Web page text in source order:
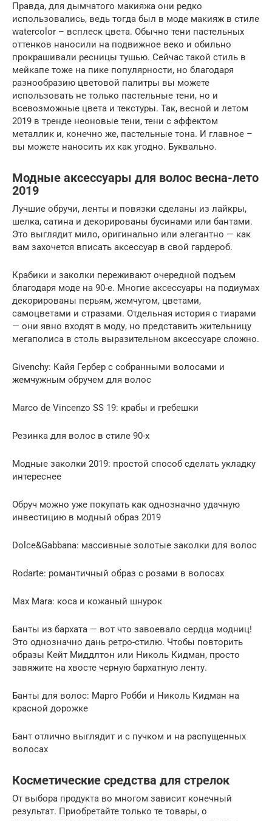
Правда, для дымчатого макияжа они редко
использовались, ведь тогда был в моде макияж в стиле
watercolor – всплеск цвета. Обычно тени пастельных
оттенков наносили на подвижное веко и обильно
прокрашивали ресницы тушью. Сейчас такой стиль в
мейкапе тоже на пике популярности, но благодаря
разнообразию цветовой палитры вы можете
использовать не только пастельные тени, но и
всевозможные цвета и текстуры. Так, весной и летом
2019 в тренде неоновые тени, тени с эффектом
металлик и, конечно же, пастельные тона. И главное –
вы можете наносить их как угодно. Буквально.
Модные аксессуары для волос весна-лето
2019
Лучшие обручи, ленты и повязки сделаны из лайкры,
шелка, сатина и декорированы бусинами или бантами.
Это выглядит мило, оригинально или элегантно — как
вам захочется вписать аксессуар в свой гардероб.
Крабики и заколки переживают очередной подъем
благодаря моде на 90-е. Многие аксессуары на подиумах
декорированы перьям, жемчугом, цветами,
самоцветами и стразами. Отдельная история с тиарами
— они явно входят в моду, но представить жительницу
мегаполиса в столь выразительном аксессуаре сложно.
Givenchy: Кайя Гербер с собранными волосами и
жемчужным обручем для волос
Marco de Vincenzo SS 19: крабы и гребешки
Резинка для волос в стиле 90-х
Модные заколки 2019: простой способ сделать укладку
интереснее
Обруч можно уже покупать как однозначно удачную
инвестицию в модный образ 2019
Dolce&Gabbana: массивные золотые заколки для волос
Rodarte: романтичный образ с розами в волосах
Max Mara: коса и кожаный шнурок
Банты из бархата — вот что завоевало сердца модниц!
Это однозначно дань ретро-стилю. Чтобы повторить
образы Кейт Миддлтон или Николь Кидман, просто
завяжите на хвосте черную бархатную ленту.
Банты для волос: Марго Робби и Николь Кидман на
красной дорожке
Бант отлично выглядит и с пучком и на распущенных
волосах
Косметические средства для стрелок
От выбора продукта во многом зависит конечный
результат. Приобретайте только те товары, о